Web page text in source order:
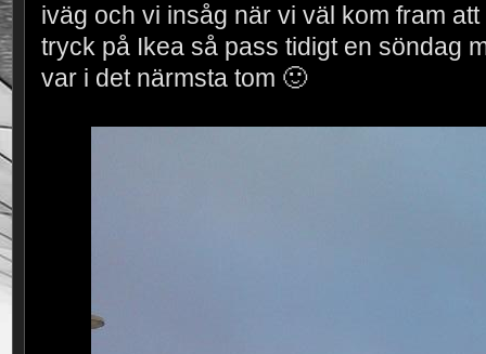
iväg och vi insåg när vi väl kom fram
tryck på Ikea så pass tidigt en söndag
var i det närmsta tom 🙂